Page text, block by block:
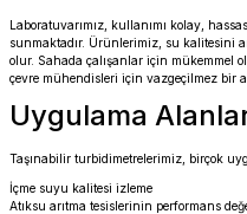
Laboratuvarımız, kullanımı kolay,
sunmaktadır. Ürünlerimiz, su kalitesini
olur. Sahada çalışanlar için mükemmel
çevre mühendisleri için vazgeçilmez bir
Uygulama
Taşınabilir turbidimetrelerimiz, birçok
İçme suyu kalitesi izleme
Atıksu arıtma tesislerinin performans